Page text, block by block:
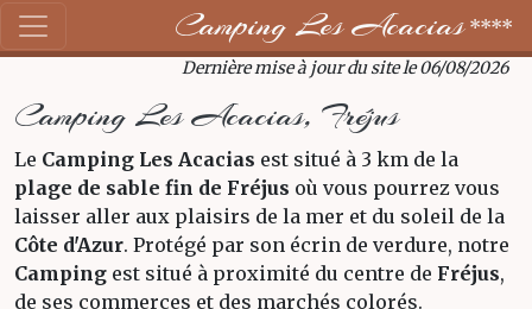
Camping Les Acacias****
Dernière mise à jour du site le 06/08/2026
Camping Les Acacias, Fréjus
Le Camping Les Acacias est situé à 3 km de la
plage de sable fin de Fréjus où vous pourrez vous
laisser aller aux plaisirs de la mer et du soleil de la
Côte d'Azur. Protégé par son écrin de verdure, notre
Camping est situé à proximité du centre de Fréjus,
de ses commerces et des marchés colorés.